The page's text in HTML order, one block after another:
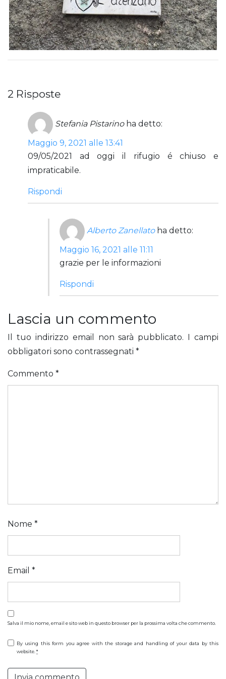
2 Risposte
Stefania Pistarino ha detto:
Maggio 9, 2021 alle 13:41
09/05/2021 ad oggi il rifugio é chiuso e
impraticabile.
Rispondi
Alberto Zanellato ha detto:
Maggio 16, 2021 alle 11:11
grazie per le informazioni
Rispondi
Lascia un commento
Il tuo indirizzo email non sarà pubblicato. I campi
obbligatori sono contrassegnati *
Commento *
Nome *
Email *
Salva il mio nome, email e sito web in questo browser per la prossima volta che commento.
By using this form you agree with the storage and handling of your data by this
website. *